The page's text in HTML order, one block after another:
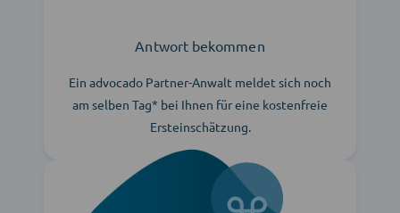
Antwort bekommen
Ein advocado Partner-Anwalt meldet sich noch
am selben Tag* bei Ihnen für eine kostenfreie
Ersteinschätzung.